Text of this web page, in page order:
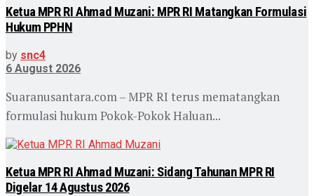
Ketua MPR RI Ahmad Muzani: MPR RI Matangkan Formulasi
Hukum PPHN
by snc4
6 August 2026
Suaranusantara.com – MPR RI terus mematangkan
formulasi hukum Pokok-Pokok Haluan...
Ketua MPR RI Ahmad Muzani: Sidang Tahunan MPR RI
Digelar 14 Agustus 2026